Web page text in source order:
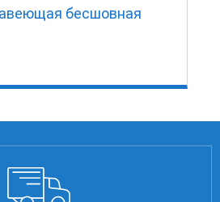
бесшовная